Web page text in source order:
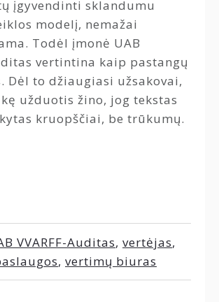
įgyvendinti sklandumu
modelį, nemažai
Todėl įmonė UAB
vertintina kaip pastangų
Dėl to džiaugiasi užsakovai,
užduotis žino, jog tekstas
kruopščiai, be trūkumų.
VVARFF-Auditas, vertėjas,
, vertimų biuras